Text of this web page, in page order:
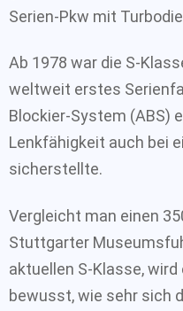
Serien-Pkw mit
Ab 1978 war die S-
weltweit erstes
Blockier-System (ABS)
Lenkfähigkeit auch bei
sicherstellte.
Vergleicht man einen
Stuttgarter
aktuellen S-Klasse,
bewusst, wie sehr sich